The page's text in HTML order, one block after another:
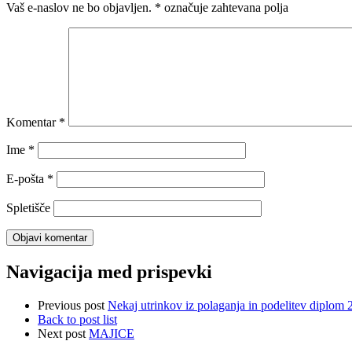
Vaš e-naslov ne bo objavljen. * označuje zahtevana polja
Komentar *
Ime *
E-pošta *
Spletišče
Navigacija med prispevki
Previous post Nekaj utrinkov iz polaganja in podelitev diplom
Back to post list
Next post MAJICE